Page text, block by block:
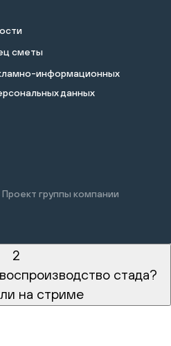
сметы
информационных
данных
группы компании
2
стада?
на стриме